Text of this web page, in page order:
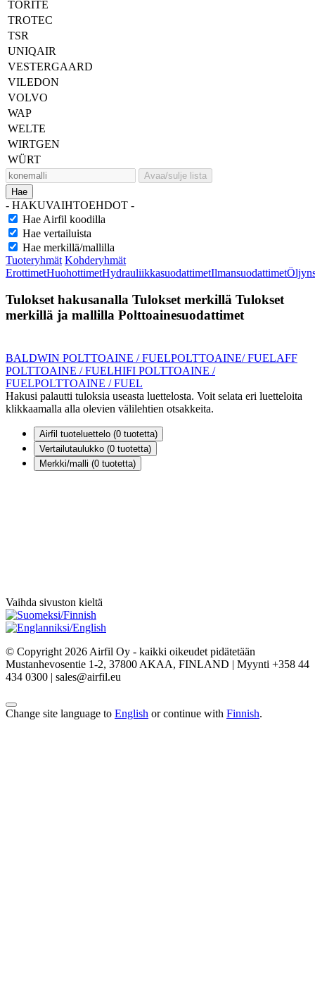
TORITE
TROTEC
TSR
UNIQAIR
VESTERGAARD
VILEDON
VOLVO
WAP
WELTE
WIRTGEN
WÜRT
Avaa/sulje lista
Hae
- HAKUVAIHTOEHDOT -
Hae Airfil koodilla
Hae vertailuista
Hae merkillä/mallilla
Tuoteryhmät Kohderyhmät
ErottimetHuohottimetHydrauliikkasuodattimetIlmansuodattimet
Tulokset hakusanalla Tulokset merkillä Tulokset
merkillä ja mallilla Polttoainesuodattimet
BALDWIN POLTTOAINE / FUELPOLTTOAINE/ FUELAFF
POLTTOAINE / FUELHIFI POLTTOAINE /
FUELPOLTTOAINE / FUEL
Hakusi palautti tuloksia useasta luettelosta. Voit selata eri luetteloita
klikkaamalla alla olevien välilehtien otsakkeita.
Airfil tuoteluettelo (0 tuotetta)
Vertailutaulukko (0 tuotetta)
Merkki/malli (0 tuotetta)
Vaihda sivuston kieltä
© Copyright 2026 Airfil Oy - kaikki oikeudet pidätetään
Mustanhevosentie 1-2, 37800 AKAA, FINLAND | Myynti +358 44
434 0300 | sales@airfil.eu
Change site language to English or continue with Finnish.